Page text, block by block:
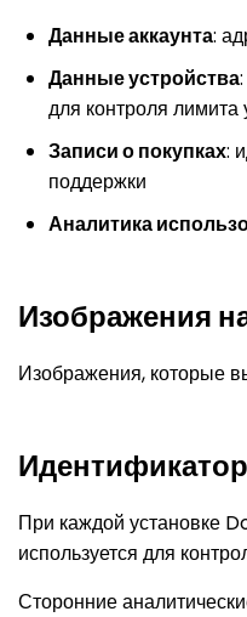
Данные аккаунта:
Данные устройства
для контроля
Записи о покупках:
поддержки
Аналитика
Изображения
Изображения, которые
При каждой установке
используется для
Сторонние